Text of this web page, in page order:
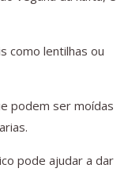
como lentilhas ou
podem ser moídas
pode ajudar a dar